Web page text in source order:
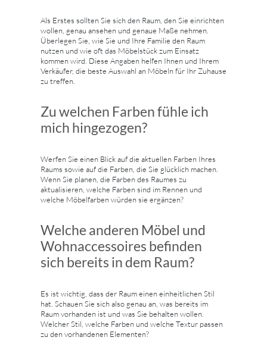
Als Erstes sollten Sie sich den Raum, den Sie einrichten
wollen, genau ansehen und genaue Maße nehmen.
Überlegen Sie, wie Sie und Ihre Familie den Raum
nutzen und wie oft das Möbelstück zum Einsatz
kommen wird. Diese Angaben helfen Ihnen und Ihrem
Verkäufer, die beste Auswahl an Möbeln für Ihr Zuhause
zu treffen.
Zu welchen Farben fühle ich
mich hingezogen?
Werfen Sie einen Blick auf die aktuellen Farben Ihres
Raums sowie auf die Farben, die Sie glücklich machen.
Wenn Sie planen, die Farben des Raumes zu
aktualisieren, welche Farben sind im Rennen und
welche Möbelfarben würden sie ergänzen?
Welche anderen Möbel und
Wohnaccessoires befinden
sich bereits in dem Raum?
Es ist wichtig, dass der Raum einen einheitlichen Stil
hat. Schauen Sie sich also genau an, was bereits im
Raum vorhanden ist und was Sie behalten wollen.
Welcher Stil, welche Farben und welche Textur passen
zu den vorhandenen Elementen?